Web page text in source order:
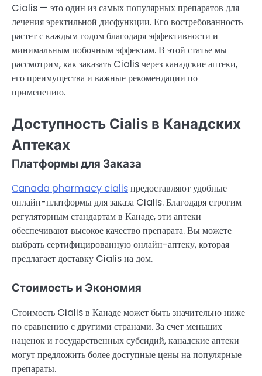
Cialis — это один из самых популярных препаратов для
лечения эректильной дисфункции. Его востребованность
растет с каждым годом благодаря эффективности и
минимальным побочным эффектам. В этой статье мы
рассмотрим, как заказать Cialis через канадские аптеки,
его преимущества и важные рекомендации по
применению.
Доступность Cialis в Канадских
Аптеках
Платформы для Заказа
Сanada pharmacy cialisпредоставляют удобные
онлайн-платформы для заказа Cialis. Благодаря строгим
регуляторным стандартам в Канаде, эти аптеки
обеспечивают высокое качество препарата. Вы можете
выбрать сертифицированную онлайн-аптеку, которая
предлагает доставку Cialis на дом.
Стоимость и Экономия
Стоимость Cialis в Канаде может быть значительно ниже
по сравнению с другими странами. За счет меньших
наценок и государственных субсидий, канадские аптеки
могут предложить более доступные цены на популярные
препараты.